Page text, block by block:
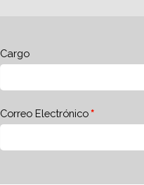
Cargo
Correo Electrónico